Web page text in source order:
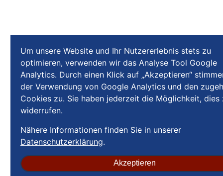
Um unsere Website und Ihr Nutzererlebnis stets zu
optimieren, verwenden wir das Analyse Tool Google
Analytics. Durch einen Klick auf „Akzeptieren“
der Verwendung von Google Analytics und den
Cookies zu. Sie haben jederzeit die Möglichkeit, dies
widerrufen.
Nähere Informationen finden Sie in unserer
Datenschutzerklärung.
Akzeptieren